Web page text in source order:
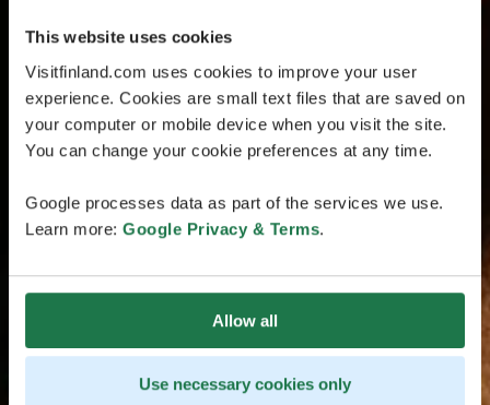
This website uses cookies
Visitfinland.com uses cookies to improve your user
experience. Cookies are small text files that are saved on
your computer or mobile device when you visit the site.
You can change your cookie preferences at any time.
Google processes data as part of the services we use.
Learn more: Google Privacy & Terms.
Allow all
Use necessary cookies only